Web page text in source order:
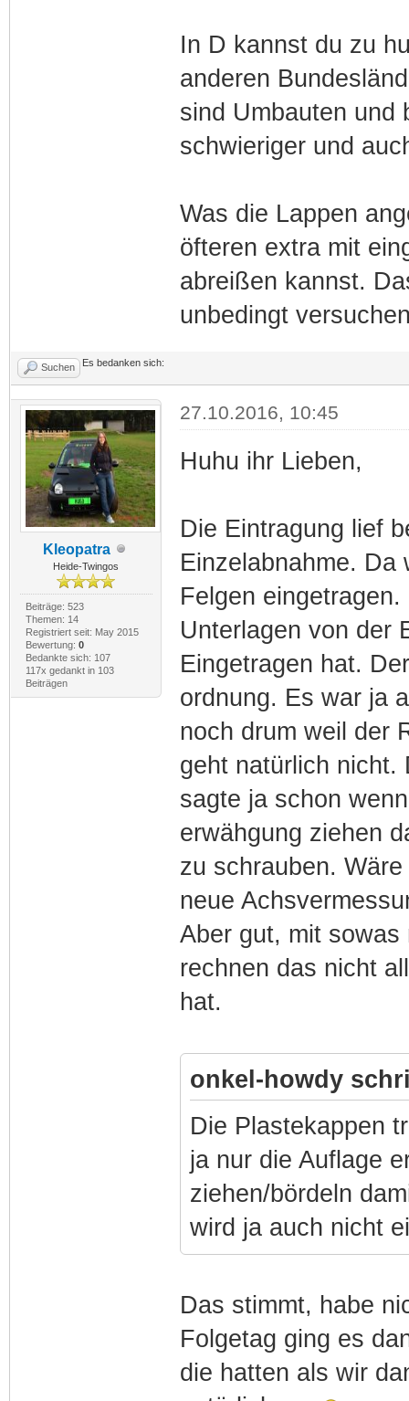
In D kannst du zu
anderen
sind Umbauten und
schwieriger und
Was die Lappen
öfteren extra mit
abreißen kannst.
unbedingt
Suchen Es bedanken sich:
Kleopatra
Heide-Twingos
Beiträge: 523
Themen: 14
Registriert seit: May 2015
Bewertung: 0
Bedankte sich: 107
117x gedankt in 103
Beiträgen
27.10.2016, 10:45
Huhu ihr Lieben,
Die Eintragung lief
Einzelabnahme. Da
Felgen
Unterlagen von der
Eingetragen hat.
ordnung. Es war ja
noch drum weil der
geht natürlich nicht.
sagte ja schon
erwähgung ziehen
zu schrauben.
neue
Aber gut, mit sowas
rechnen das nicht
hat.
onkel-howdy
Die Plastekappen
ja nur die Auflage
ziehen/bördeln
wird ja auch nicht
Das stimmt, habe
Folgetag ging es
die hatten als wir